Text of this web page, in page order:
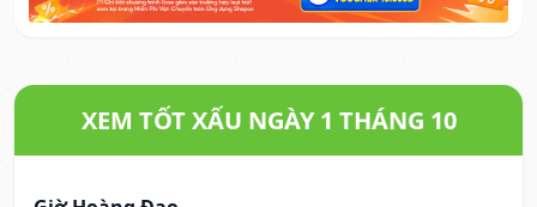
XEM TỐT XẤU NGÀY 1 THÁNG 10